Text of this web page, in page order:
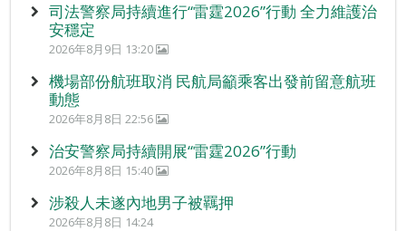
司法警察局持續進行“雷霆2026”行動 全力維護治
安穩定
2026年8月9日 13:20
機場部份航班取消 民航局籲乘客出發前留意航班
動態
2026年8月8日 22:56
治安警察局持續開展“雷霆2026”行動
2026年8月8日 15:40
涉殺人未遂內地男子被羈押
2026年8月8日 14:24